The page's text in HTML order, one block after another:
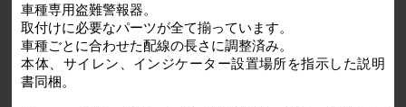
車種専用盗難警報器。
取付けに必要なパーツが全て揃っています。
車種ごとに合わせた配線の長さに調整済み。
本体、サイレン、インジケーター設置場所を指示した説明
書同梱。